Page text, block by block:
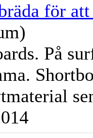
för
På